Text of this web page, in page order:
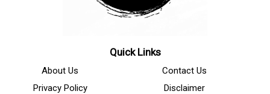
Quick Links
About Us
Contact Us
Privacy Policy
Disclaimer